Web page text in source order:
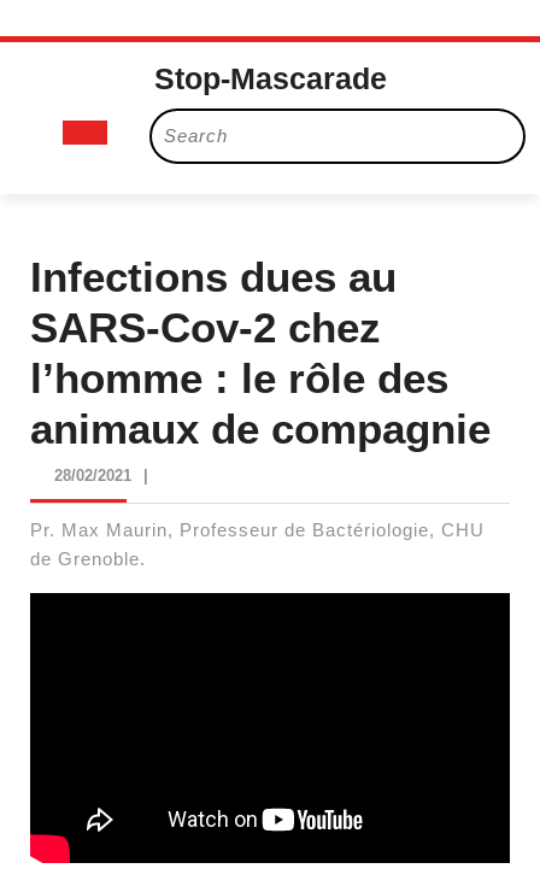
Skip
Stop-Mascarade
Open
Search
for:
Infections dues au
SARS-Cov-2 chez
l’homme : le rôle des
animaux de compagnie
28/02/202128/02/2021
Pr. Max Maurin, Professeur de Bactériologie, CHU
de Grenoble.